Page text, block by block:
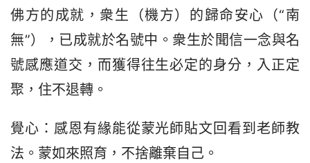
佛方的成就，衆生（機方）的歸命安心（“南
無”），已成就於名號中。衆生於聞信一念與名
號感應道交，而獲得往生必定的身分，入正定
聚，住不退轉。
覺心：感恩有緣能從蒙光師貼文回看到老師教
法。蒙如來照育，不捨離棄自己。